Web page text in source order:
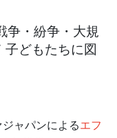
争・紛争・大規
どもたちに図
ャパンによるエフ